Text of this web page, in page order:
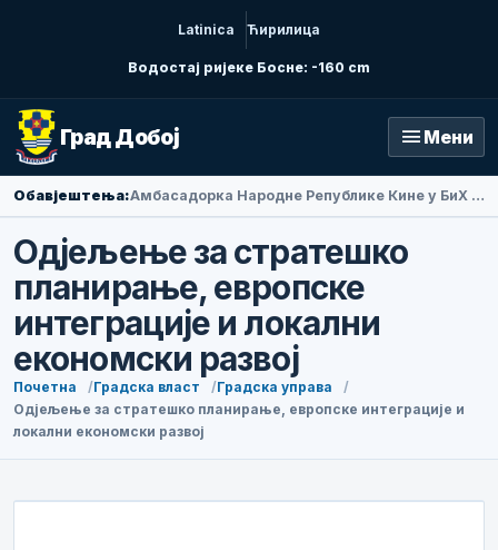
Latinica Ћирилица
Водостај ријеке Босне: -160 cm
Град Добој menu Мени
Обавјештења: Амбасадорка Народне Републике Кине у БиХ Ли Фан посјетила Добој
Одјељење за стратешко
планирање, европске
интеграције и локални
економски развој
Почетна Градска власт
Градска управа
Одјељење за стратешко планирање, европске интеграције и
локални економски развој